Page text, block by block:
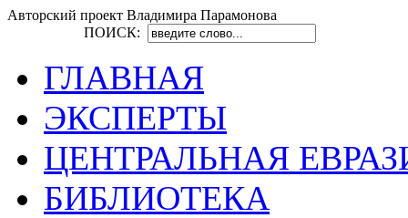
Авторский проект Владимира Парамонова
ПОИСК:
ГЛАВНАЯ
ЭКСПЕРТЫ
ЦЕНТРАЛЬНАЯ
БИБЛИОТЕКА